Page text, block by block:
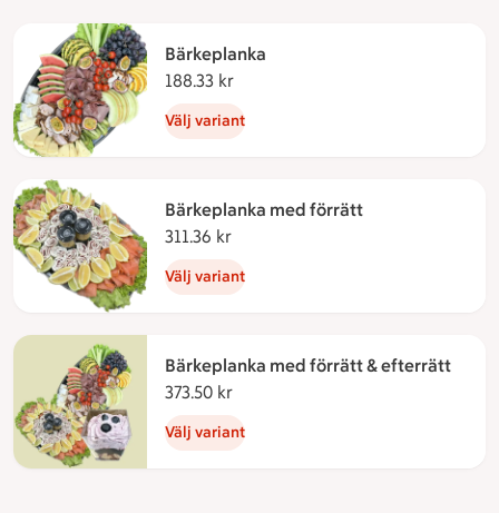
Bärkeplanka
188.33 kr
Välj variant
Bärkeplanka med förrätt
311.36 kr
Välj variant
Bärkeplanka med förrätt & efterrätt
373.50 kr
Välj variant